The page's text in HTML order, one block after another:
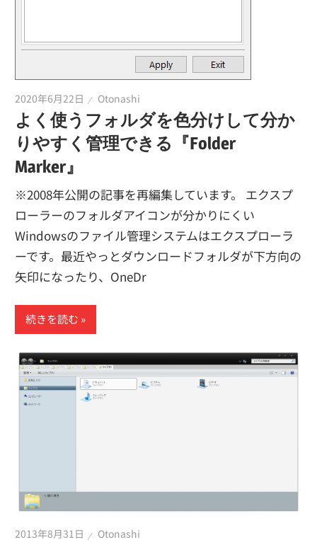
2020年6月22日 Otonashi
よく使うフォルダを色分けして分か
りやすく管理できる『Folder
Marker』
※2008年公開の記事を再編集しています。 エクスプ
ローラーのフォルダアイコンが分かりにくい
Windowsのファイル管理システムはエクスプローラ
ーです。最近やっとダウンロードフォルダが下方向の
矢印になったり、OneDr
続きを読む
2013年8月31日 Otonashi